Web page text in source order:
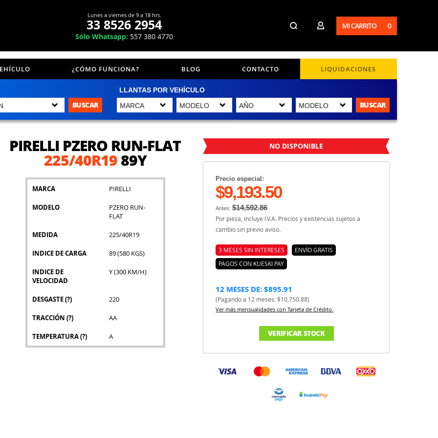
Lunes a viernes de 9 a 18 hrs.
33 8526 2954
Sólo Whatsapp: 557 380 4770
MI CARRITO 0
¿CÓMO FUNCIONA? BLOG CONTACTO LIQUIDACIONES
BUSCAR
LLANTAS POR VEHÍCULO
BUSCAR
PIRELLI PZERO RUN-FLAT
225/40R1989Y
MARCA PIRELLI
MODELO
PZERO RUN-
FLAT
MEDIDA 225/40R19
INDICE DE CARGA 89 (580 KGS)
INDICE DE
VELOCIDAD
Y (300 KM/H)
DESGASTE(?) 220
TRACCIÓN (?) AA
TEMPERATURA(?) A
NO DISPONIBLE
Precio especial:
$9,193.50
Antes:$14,592.86
Por pieza, incluye I.V.A. Precios y existencias sujetos a
cambio sin previo aviso.
3 MESES SIN INTERESES
ENVÍO GRATIS
PAGOS CON KUESKI PAY
12 MESES DE: $895.91
(Pagando a 12 meses: $10,750.88)
Ver más mensualidades con Tarjeta de Crédito.
VERIFICAR STOCK